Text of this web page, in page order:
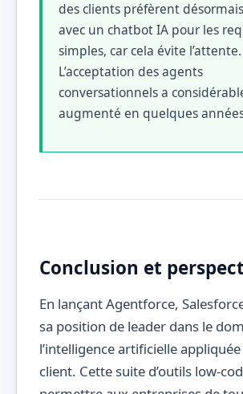
des clients préfèrent
avec un chatbot IA pour les
simples, car cela évite l’attente.
L’acceptation des agents
conversationnels a
augmenté en quelques
Conclusion et
En lançant Agentforce,
sa position de leader dans le
l’intelligence artificielle
client. Cette suite d’outils low-